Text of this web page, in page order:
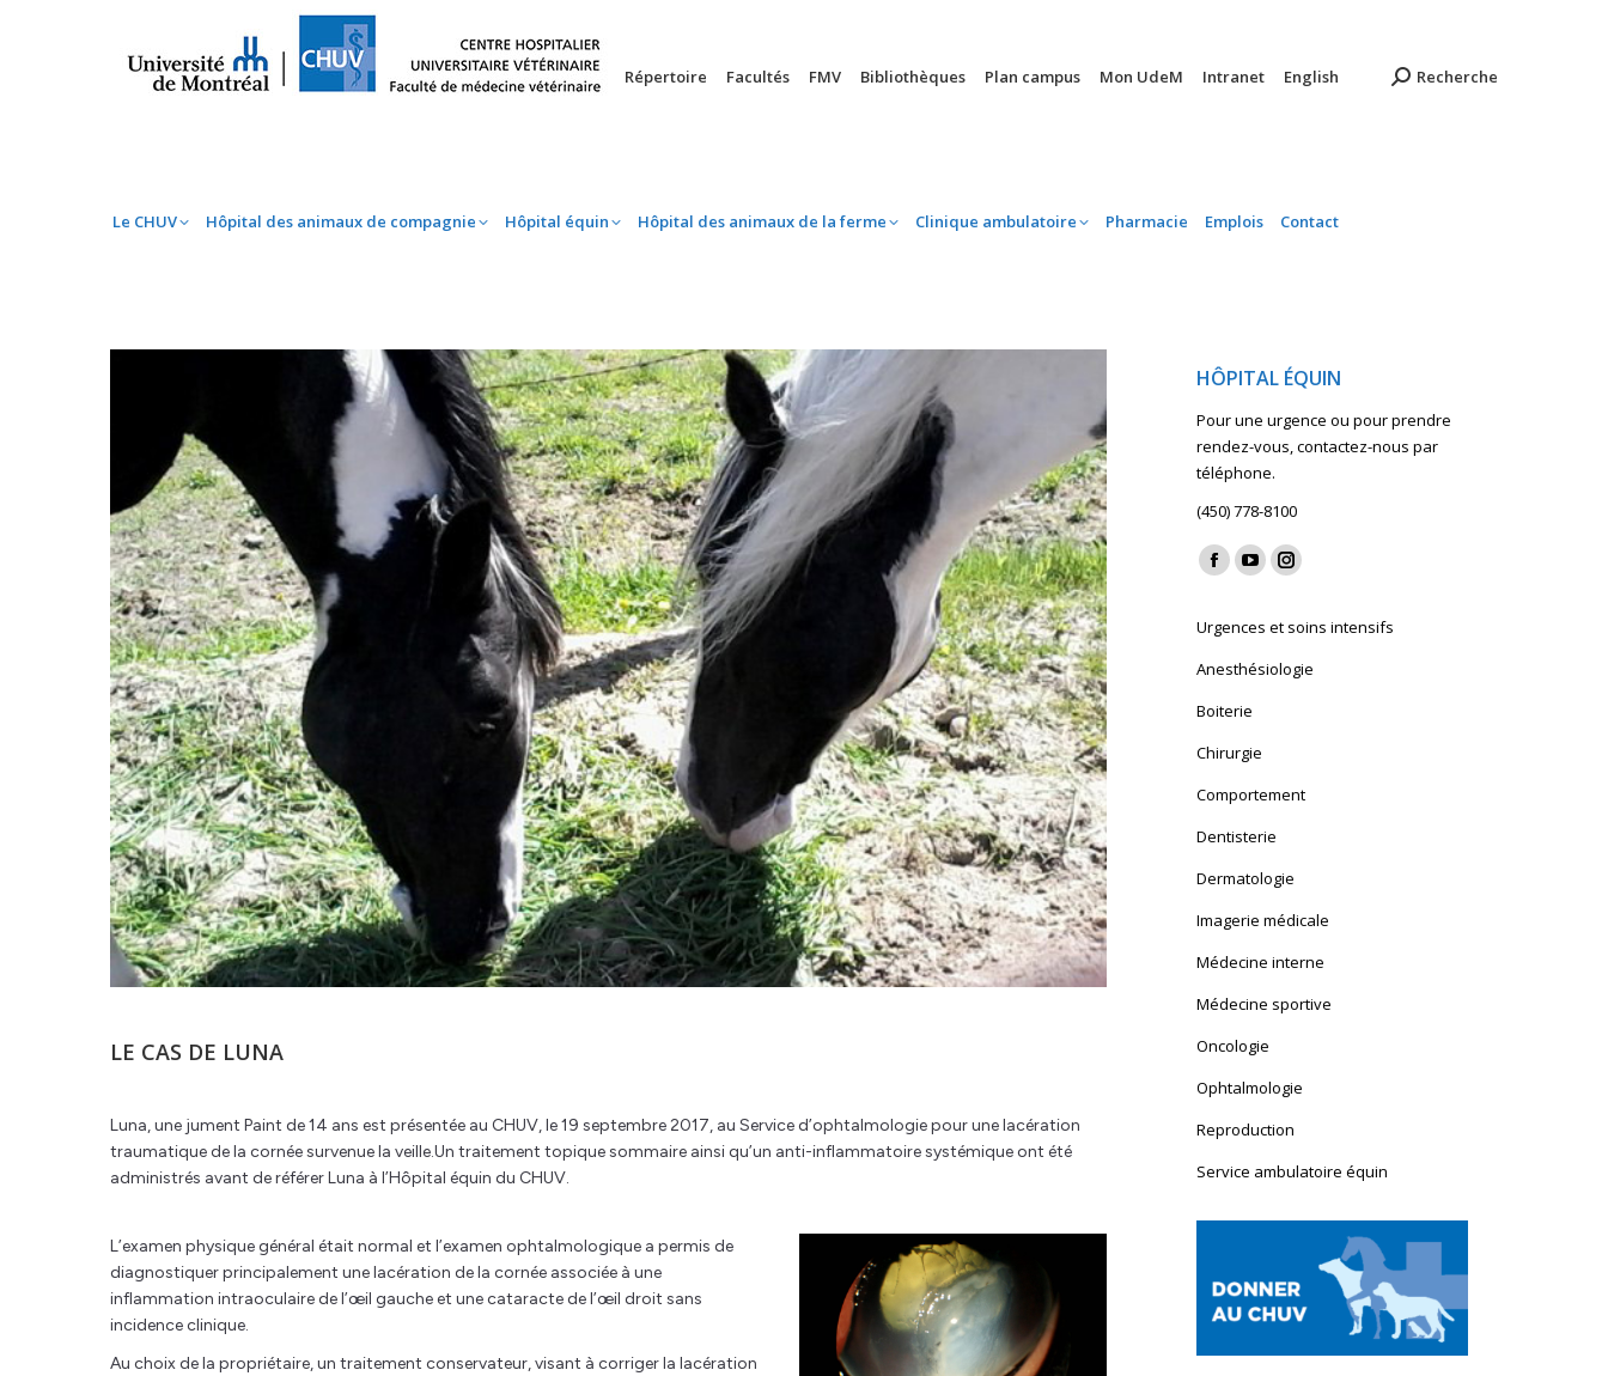
Répertoire Facultés FMV Bibliothèques Plan campus Mon UdeM Intranet English Recherche
Le CHUV Hôpital des animaux de compagnie Hôpital équin Hôpital des animaux de la ferme Clinique ambulatoire Pharmacie Emplois Contact
LE CAS DE LUNA
Luna, une jument Paint de 14 ans est présentée au CHUV, le 19 septembre 2017, au Service d’ophtalmologie pour une lacération
traumatique de la cornée survenue la veille.Un traitement topique sommaire ainsi qu’un anti-inflammatoire systémique ont été
administrés avant de référer Luna à l’Hôpital équin du CHUV.
L’examen physique général était normal et l’examen ophtalmologique a permis de
diagnostiquer principalement une lacération de la cornée associée à une
inflammation intraoculaire de l’œil gauche et une cataracte de l’œil droit sans
incidence clinique.
Au choix de la propriétaire, un traitement conservateur, visant à corriger la lacération
HÔPITAL ÉQUIN
Pour une urgence ou pour prendre
rendez-vous, contactez-nous par
téléphone.
(450) 778-8100
Find us on:
Facebook
opens
in
YouTube
opens
in
Instagram
opens
in
Urgences et soins intensifs
Anesthésiologie
Boiterie
Chirurgie
Comportement
Dentisterie
Dermatologie
Imagerie médicale
Médecine interne
Médecine sportive
Oncologie
Ophtalmologie
Reproduction
Service ambulatoire équin
Le CHUV Hôpital des animaux de compagnie Hôpital équin